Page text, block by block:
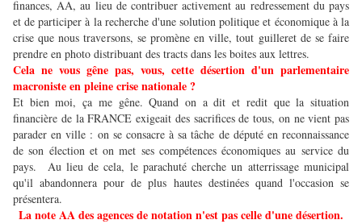
finances, AA, au lieu de contribuer activement au redressement du pays
et de participer à la recherche d'une solution politique et économique à la
crise que nous traversons, se promène en ville, tout guilleret de se faire
prendre en photo distribuant des tracts dans les boites aux lettres.
Cela ne vous gêne pas, vous, cette désertion d'un parlementaire
macroniste en pleine crise nationale ?
Et bien moi, ça me gêne. Quand on a dit et redit que la situation
financière de la FRANCE exigeait des sacrifices de tous, on ne vient pas
parader en ville : on se consacre à sa tâche de député en reconnaissance
de son élection et on met ses compétences économiques au service du
pays. Au lieu de cela, le parachuté cherche un atterrissage municipal
qu'il abandonnera pour de plus hautes destinées quand l'occasion se
présentera.
La note AA des agences de notation n'est pas celle d'une désertion.